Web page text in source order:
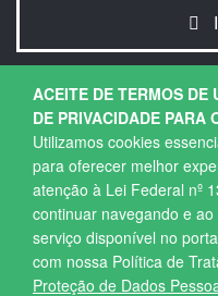
ACEITE DE TERMOS DE
DE PRIVACIDADE PARA
Utilizamos cookies
para oferecer melhor
atenção à Lei Federal nº
continuar navegando e
serviço disponível no
com nossa Política de
Proteção de Dados
Copyright © 2026.
Política de